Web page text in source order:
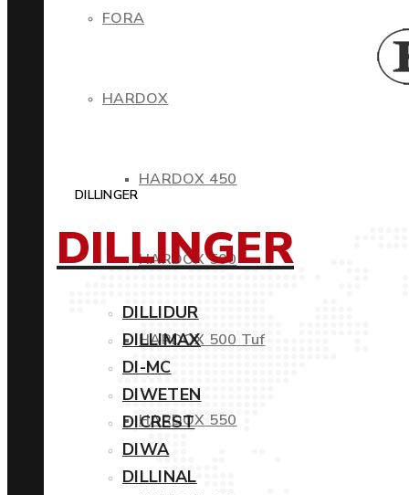
FORA
HARDOX
HARDOX 450
HARDOX 500
HARDOX 500 Tuf
HARDOX 550
DILLINGER
DILLINGER
DILLIDUR
DILLIMAX
DI-MC
DIWETEN
DICREST
DIWA
DILLINAL